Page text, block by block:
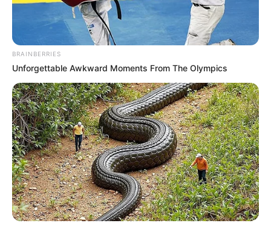
Ob für ein schnelles Abendessen, als Party-
Rezept überzeugt nicht nur durch seinen
Geschmack, sondern auch durch die
unkomplizierte Zubereitung.
Was sind Burritos
eigentlich?
BRAINBERRIES
Unforgettable Awkward Moments From The Olympics